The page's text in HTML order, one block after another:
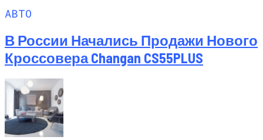
АВТО
В России Начались Продажи Нового
Кроссовера Changan CS55PLUS